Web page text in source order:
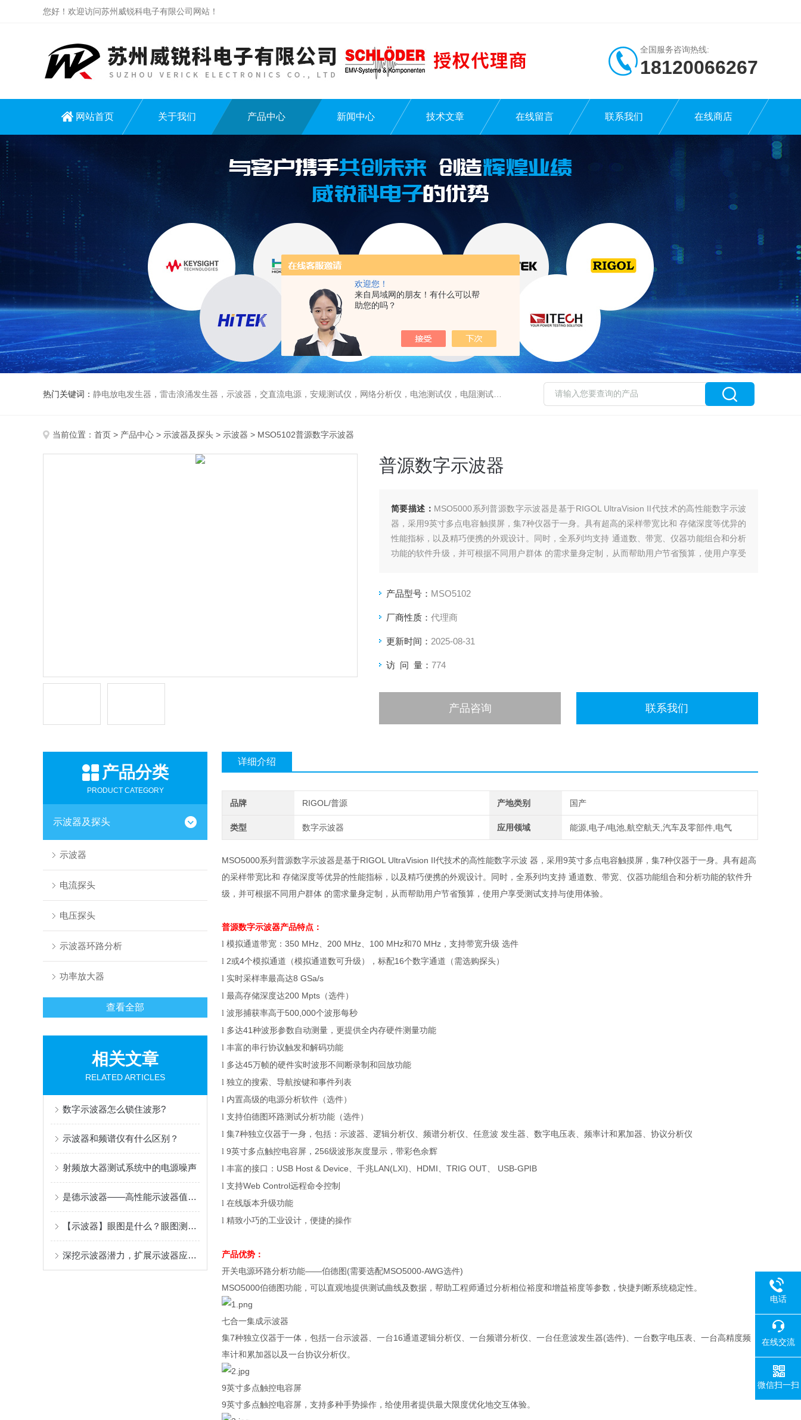
欢迎您！
来自局域网的朋友！有什么可以帮
助您的吗？
您好！欢迎访问苏州威锐科电子有限公司网站！
全国服务咨询热线:
18120066267
网站首页 关于我们 产品中心 新闻中心 技术文章 在线留言 联系我们 在线商店
热门关键词： 静电放电发生器，雷击浪涌发生器，示波器，交直流电源，安规测试仪，网络分析仪，电池测试仪，电阻测试仪，数据采集仪
当前位置： 首页 > 产品中心 > 示波器及探头 > 示波器 > MSO5102普源数字示波器
普源数字示波器
简要描述： MSO5000系列普源数字示波器是基于RIGOL UltraVision II代技术的高性能数字示波
器，采用9英寸多点电容触摸屏，集7种仪器于一身。具有超高的采样带宽比和 存储深度等优异的
性能指标，以及精巧便携的外观设计。同时，全系列均支持 通道数、带宽、仪器功能组合和分析
功能的软件升级，并可根据不同用户群体 的需求量身定制，从而帮助用户节省预算，使用户享受
产品型号： MSO5102
厂商性质： 代理商
更新时间： 2025-08-31
访 问 量： 774
产品咨询 联系我们
产品分类
PRODUCT CATEGORY
示波器及探头
示波器
电流探头
电压探头
示波器环路分析
功率放大器
查看全部
相关文章
RELATED ARTICLES
数字示波器怎么锁住波形?
示波器和频谱仪有什么区别？
射频放大器测试系统中的电源噪声
是德示波器——高性能示波器值得拥有
【示波器】眼图是什么？眼图测试及意义
深挖示波器潜力，扩展示波器应用范围
详细介绍
品牌 RIGOL/普源 产地类别 国产
类型 数字示波器 应用领域 能源,电子/电池,航空航天,汽车及零部件,电气
MSO5000系列普源数字示波器是基于RIGOL UltraVision II代技术的高性能数字示波 器，采用9英寸多点电容触摸屏，集7种仪器于一身。具有超高
的采样带宽比和 存储深度等优异的性能指标，以及精巧便携的外观设计。同时，全系列均支持 通道数、带宽、仪器功能组合和分析功能的软件升
级，并可根据不同用户群体 的需求量身定制，从而帮助用户节省预算，使用户享受测试支持与使用体验。
普源数字示波器产品特点：
l 模拟通道带宽： 350 MHz 200 MHz 100 MHz和70 MHz ，支持带宽升级 选件
l 2或4个模拟通道（模拟通道数可升级），标配16个数字通道（需选购探头）
l 实时采样率最高达8 GSa/s
l 最高存储深度达200 Mpts （选件）
l 波形捕获率高于500,000个波形每秒
l 多达41种波形参数自动测量，更提供全内存硬件测量功能
l 丰富的串行协议触发和解码功能
l 多达45万帧的硬件实时波形不间断录制和回放功能
l 独立的搜索、导航按键和事件列表
l 内置高级的电源分析软件（选件）
l 支持伯德图环路测试分析功能（选件）
l 集7种独立仪器于一身，包括：示波器、逻辑分析仪、频谱分析仪、任意波 发生器、数字电压表、频率计和累加器、协议分析仪
l 9英寸多点触控电容屏， 256级波形灰度显示，带彩色余辉
l 丰富的接口： USB Host & Device 、千兆LAN(LXI) HDMI TRIG OUT USB-GPIB
l 支持Web Control远程命令控制
l 在线版本升级功能
l 精致小巧的工业设计，便捷的操作
产品优势：
开关电源环路分析功能——伯德图(需要选配MSO5000-AWG选件)
MSO5000伯德图功能，可以直观地提供测试曲线及数据，帮助工程师通过分析相位裕度和增益裕度等参数，快捷判断系统稳定性。
七合一集成示波器
集7种独立仪器于一体，包括一台示波器、一台16通道逻辑分析仪、一台频谱分析仪、一台任意波发生器(选件) 、一台数字电压表、一台高精度频
率计和累加器以及一台协议分析仪。
9英寸多点触控电容屏
9英寸多点触控电容屏，支持多种手势操作，给使用者提供最大限度优化地交互体验。
电话
在线交流
微信扫一扫